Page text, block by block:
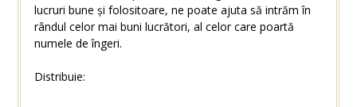
lucruri bune și folositoare, ne poate ajuta să intrăm în
rândul celor mai buni lucrători, al celor care poartă
numele de îngeri.
Distribuie: